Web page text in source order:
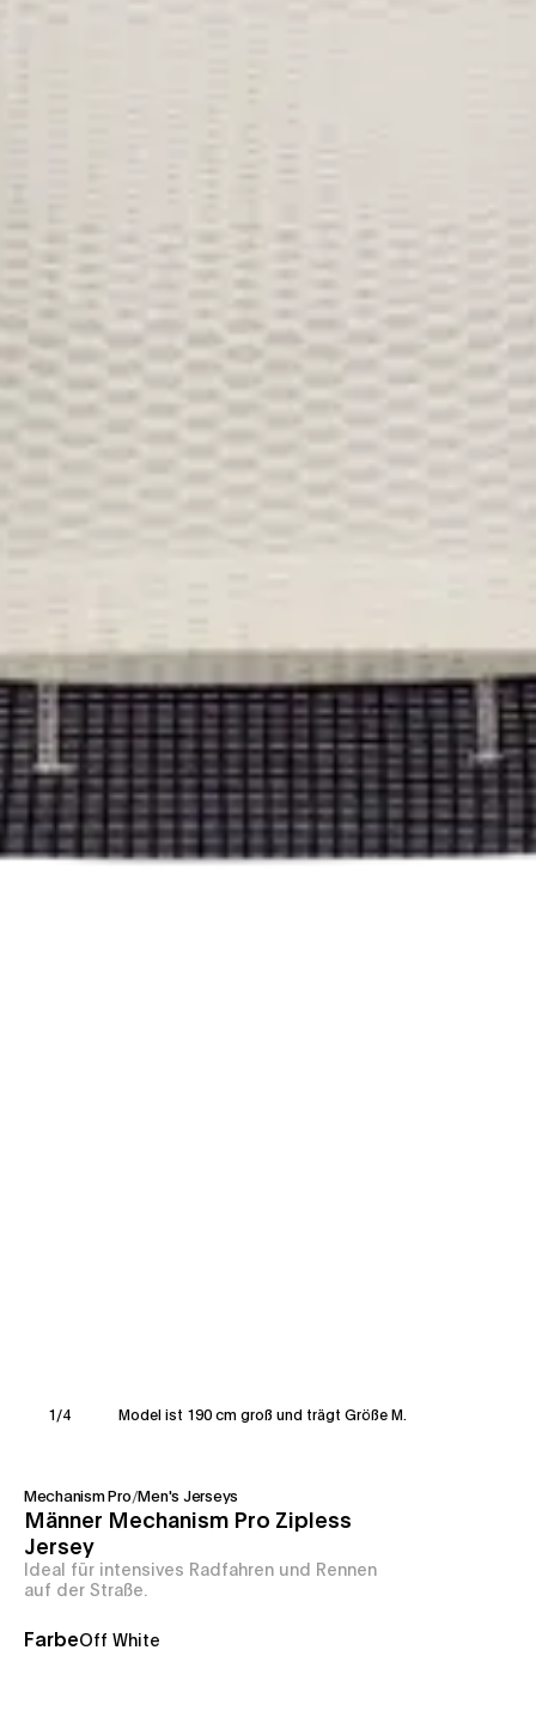
1 /4 Model ist 190 cm groß und trägt Größe M.
Mechanism Pro/Men's Jerseys
Männer Mechanism Pro Zipless
Jersey
Ideal für intensives Radfahren und Rennen
auf der Straße.
FarbeOff White